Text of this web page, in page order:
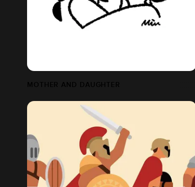
MOTHER AND DAUGHTER